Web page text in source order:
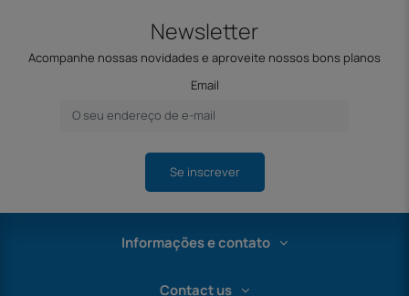
Newsletter
Acompanhe nossas novidades e aproveite nossos bons planos
Email
Se inscrever
Informações e contato
Contact us